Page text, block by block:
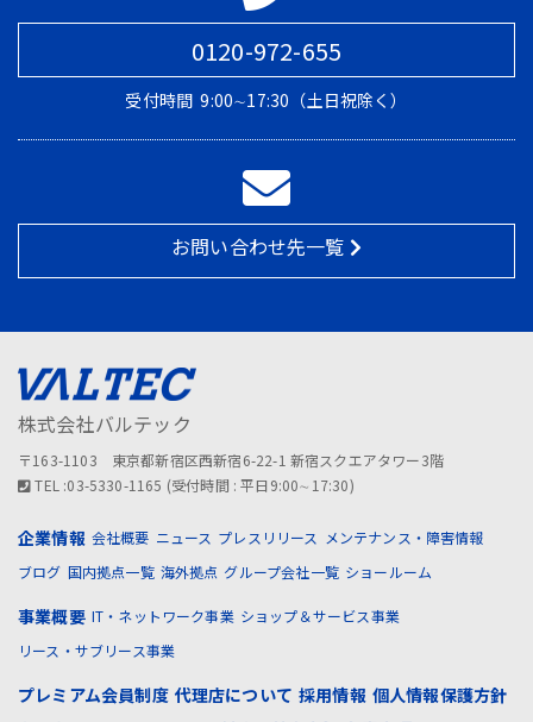
0120-972-655
受付時間 9:00∼17:30（土日祝除く）
お問い合わせ先一覧
株式会社バルテック
〒163-1103 東京都新宿区西新宿6-22-1 新宿スクエアタワー3階
TEL :03-5330-1165 (受付時間 : 平日9:00∼17:30)
企業情報 会社概要 ニュース プレスリリース
メンテナンス・障害情報
ブログ 国内拠点一覧 海外拠点 グループ会社一覧 ショールーム
事業概要 IT・ネットワーク事業 ショップ＆サービス事業
リース・サブリース事業
プレミアム会員制度 代理店について 採用情報 個人情報保護方針